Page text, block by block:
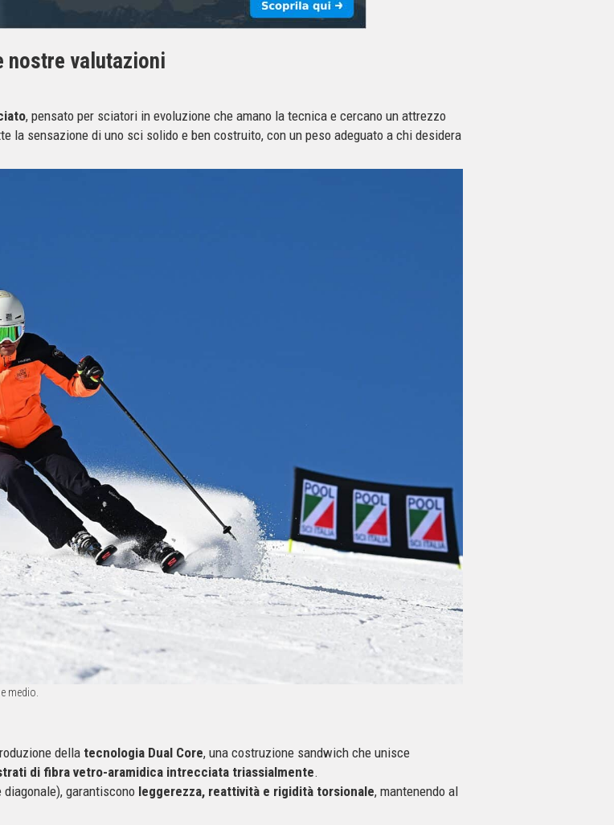
nostre valutazioni
, pensato per sciatori in evoluzione che amano la tecnica e cercano un attrezzo
la sensazione di uno sci solido e ben costruito, con un peso adeguato a chi desidera
medio.
della tecnologia Dual Core, una costruzione sandwich che unisce
di fibra vetro-aramidica intrecciata triassialmente.
garantiscono leggerezza, reattività e rigidità torsionale, mantenendo al